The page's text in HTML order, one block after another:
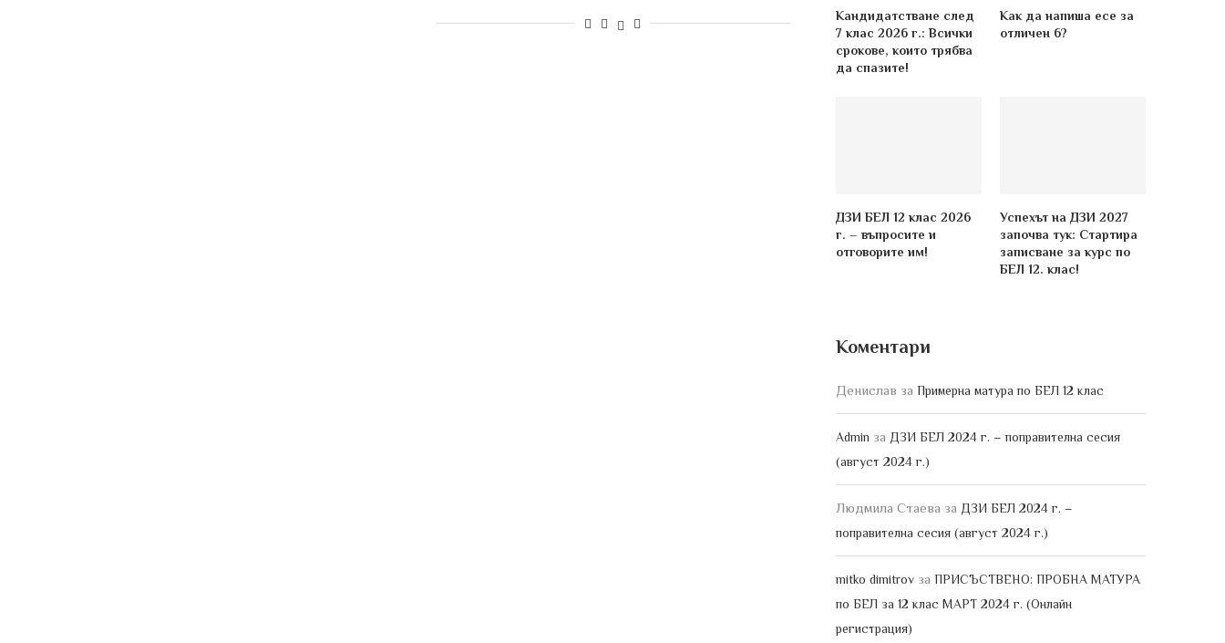
Кандидатстване след
7 клас 2026 г.: Всички
срокове, които трябва
да спазите!
Как да напиша есе за
отличен 6?
ДЗИ БЕЛ 12 клас 2026
г. – въпросите и
отговорите им!
Успехът на ДЗИ 2027
започва тук: Стартира
записване за курс по
БЕЛ 12. клас!
Коментари
Денислав за Примерна матура по БЕЛ 12 клас
Admin за ДЗИ БЕЛ 2024 г. – поправителна сесия
(август 2024 г.)
Людмила Стаева за ДЗИ БЕЛ 2024 г. –
поправителна сесия (август 2024 г.)
mitko dimitrov за ПРИСЪСТВЕНО: ПРОБНА МАТУРА
по БЕЛ за 12 клас МАРТ 2024 г. (Онлайн
регистрация)